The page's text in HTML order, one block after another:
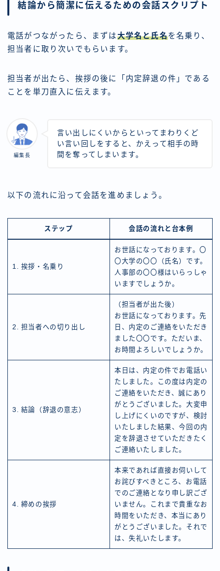
結論から簡潔に伝えるための会話スクリプト
電話がつながったら、まずは大学名と氏名を名乗り、
担当者に取り次いでもらいます。
担当者が出たら、挨拶の後に「内定辞退の件」である
ことを単刀直入に伝えます。
編集長
言い出しにくいからといってまわりくど
い言い回しをすると、かえって相手の時
間を奪ってしまいます。
以下の流れに沿って会話を進めましょう。
ステップ 会話の流れと台本例
1. 挨拶・名乗り
お世話になっております。〇
〇大学の〇〇（氏名）です。
人事部の〇〇様はいらっしゃ
いますでしょうか。
2. 担当者への切り出し
（担当者が出た後）
お世話になっております。先
日、内定のご連絡をいただき
ました〇〇です。ただいま、
お時間よろしいでしょうか。
3. 結論（辞退の意志）
本日は、内定の件でお電話い
たしました。この度は内定の
ご連絡をいただき、誠にあり
がとうございました。大変申
し上げにくいのですが、検討
いたしました結果、今回の内
定を辞退させていただきたく
ご連絡いたしました。
4. 締めの挨拶
本来であれば直接お伺いして
お詫びすべきところ、お電話
でのご連絡となり申し訳ござ
いません。これまで貴重なお
時間をいただき、本当にあり
がとうございました。それで
は、失礼いたします。